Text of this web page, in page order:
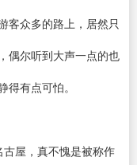
客众多的路上，居然只
偶尔听到大声一点的也
有点可怕。
屋，真不愧是被称作